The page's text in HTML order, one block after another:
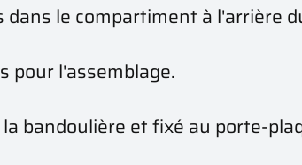
le compartiment à l'arrière
pour l'assemblage.
bandoulière et fixé au porte-